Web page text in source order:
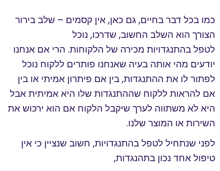
כמו בכל דבר בחיים, גם כאן, אין קסמים – שלב בירור
הצורך הוא השלב החשוב, שדרכו, נוכל
לטפל בהתנגדויות מכירה של הלקוחות. הרי אם אנחנו
יודעים מהי אותה בעיה שאנחנו פותרים ללקוח נוכל
לפתור לו את ההתנגדות, בין אם פיתרון אמיתי או בין
אם להראות ללקוח שההתנגדות שלו היא אמיתית אבל
היא לא משתווה לערך שיקבל הלקוח אם הוא ירכוש את
השירות או המוצר שלנו.
לפני שנתחיל לטפל בהתנגדויות, חשוב שנציין כי אין
טיפול אחד נכון בתהנגדות,